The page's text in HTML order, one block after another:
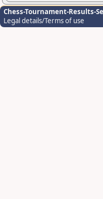
Chess-Tournament-Results-
Legal details/Terms of use